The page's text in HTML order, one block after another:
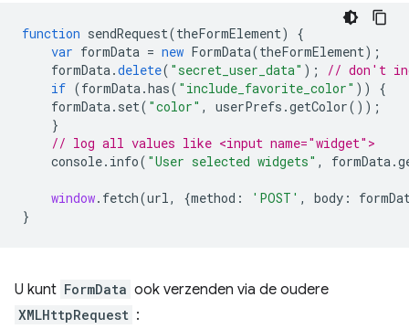
function sendRequest(theFormElement)
{
var formData = new FormData(theFormElement);
formData.delete( "secret_user_data" );
// don't
if (formData.has( "include_favorite_color" ))
{
formData. set( "color" , userPrefs .getColor());
}
// log all values like <input name="widget">
console. info( "User selected widgets" , formData.
window. fetch(url, {method : 'POST' , body :
}
U kunt FormData ook verzenden via de oudere
XMLHttpRequest :